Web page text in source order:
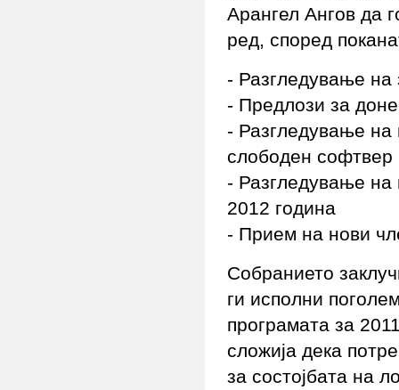
Арангел Ангов да
ред, според
- Разгледување на
- Предлози за
- Разгледување
слободен
- Разгледување
2012 година
- Прием на нови
Собранието
ги исполни
програмата за
сложија дека
за состојбата на